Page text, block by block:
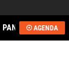
PANAMÁAGENDA